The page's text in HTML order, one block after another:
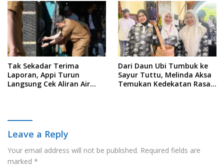
Data
Tak Sekadar Terima
Laporan, Appi Turun
Langsung Cek Aliran Air
Dari Daun Ubi Tumbuk ke
Sayur Tuttu, Melinda Aksa
Temukan Kedekatan Rasa
Leave a Reply
Your email address will not be published. Required fields are
marked *